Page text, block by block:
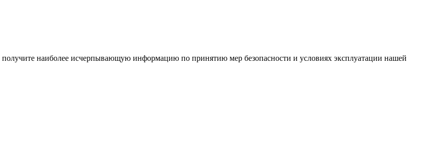
наиболее исчерпывающую информацию по принятию мер безопасности и условиях эксплуатации нашей